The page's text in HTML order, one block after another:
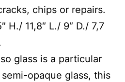
chips or repairs.
H./ 11,8″ L./ 9″ D./ 7,7
glass is a particular
opaque glass, this